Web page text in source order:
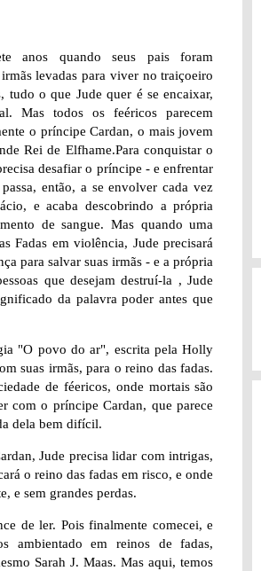
anos quando seus pais foram
levadas para viver no traiçoeiro
tudo o que Jude quer é se encaixar,
Mas todos os feéricos parecem
o príncipe Cardan, o mais jovem
Rei de Elfhame.Para conquistar o
desafiar o príncipe - e enfrentar
então, a se envolver cada vez
e acaba descobrindo a própria
de sangue. Mas quando uma
Fadas em violência, Jude precisará
para salvar suas irmãs - e a própria
que desejam destruí-la , Jude
da palavra poder antes que
"O povo do ar", escrita pela Holly
suas irmãs, para o reino das fadas.
de féericos, onde mortais são
com o príncipe Cardan, que parece
dela bem difícil.
Jude precisa lidar com intrigas,
o reino das fadas em risco, e onde
e sem grandes perdas.
de ler. Pois finalmente comecei, e
em reinos de fadas,
Sarah J. Maas. Mas aqui, temos